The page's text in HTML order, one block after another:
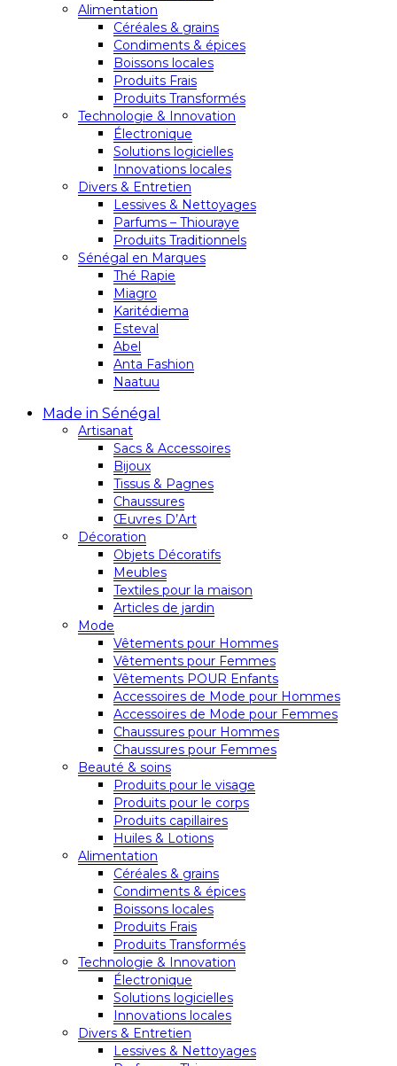
Alimentation
Céréales & grains
Condiments & épices
Boissons locales
Produits Frais
Produits Transformés
Technologie & Innovation
Électronique
Solutions logicielles
Innovations locales
Divers & Entretien
Lessives & Nettoyages
Parfums – Thiouraye
Produits Traditionnels
Sénégal en Marques
Thé Rapie
Miagro
Karitédiema
Esteval
Abel
Anta Fashion
Naatuu
Made in Sénégal
Artisanat
Sacs & Accessoires
Bijoux
Tissus & Pagnes
Chaussures
Œuvres D’Art
Décoration
Objets Décoratifs
Meubles
Textiles pour la maison
Articles de jardin
Mode
Vêtements pour Hommes
Vêtements pour Femmes
Vêtements POUR Enfants
Accessoires de Mode pour Hommes
Accessoires de Mode pour Femmes
Chaussures pour Hommes
Chaussures pour Femmes
Beauté & soins
Produits pour le visage
Produits pour le corps
Produits capillaires
Huiles & Lotions
Alimentation
Céréales & grains
Condiments & épices
Boissons locales
Produits Frais
Produits Transformés
Technologie & Innovation
Électronique
Solutions logicielles
Innovations locales
Divers & Entretien
Lessives & Nettoyages